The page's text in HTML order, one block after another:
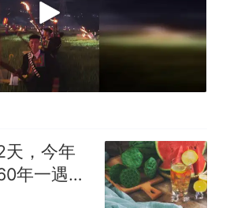
天，今年
年一遇，
解早准备